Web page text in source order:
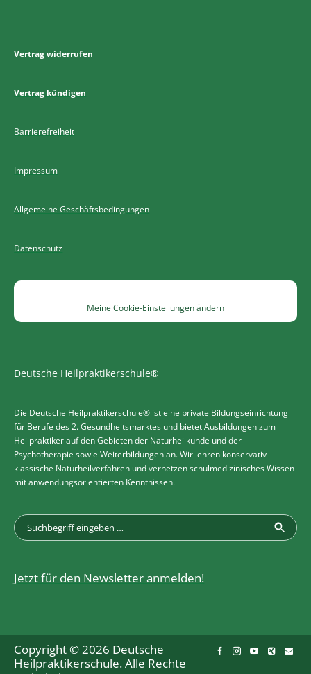
Vertrag widerrufen
Vertrag kündigen
Barrierefreiheit
Impressum
Allgemeine Geschäftsbedingungen
Datenschutz
Meine Cookie-Einstellungen ändern
Deutsche Heilpraktikerschule®
Die Deutsche Heilpraktikerschule® ist eine private Bildungseinrichtung
für Berufe des 2. Gesundheitsmarktes und bietet Ausbildungen zum
Heilpraktiker auf den Gebieten der Naturheilkunde und der
Psychotherapie sowie Weiterbildungen an. Wir lehren konservativ-
klassische Naturheilverfahren und vernetzen schulmedizinisches Wissen
mit anwendungsorientierten Kenntnissen.
Jetzt für den Newsletter anmelden!
Copyright © 2026 Deutsche
Heilpraktikerschule. Alle Rechte